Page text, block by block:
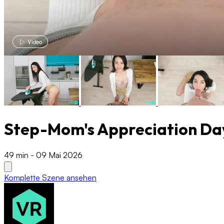
Video
Step-Mom's Appreciation
49 min - 09 Mai 2026
Komplette Szene ansehen